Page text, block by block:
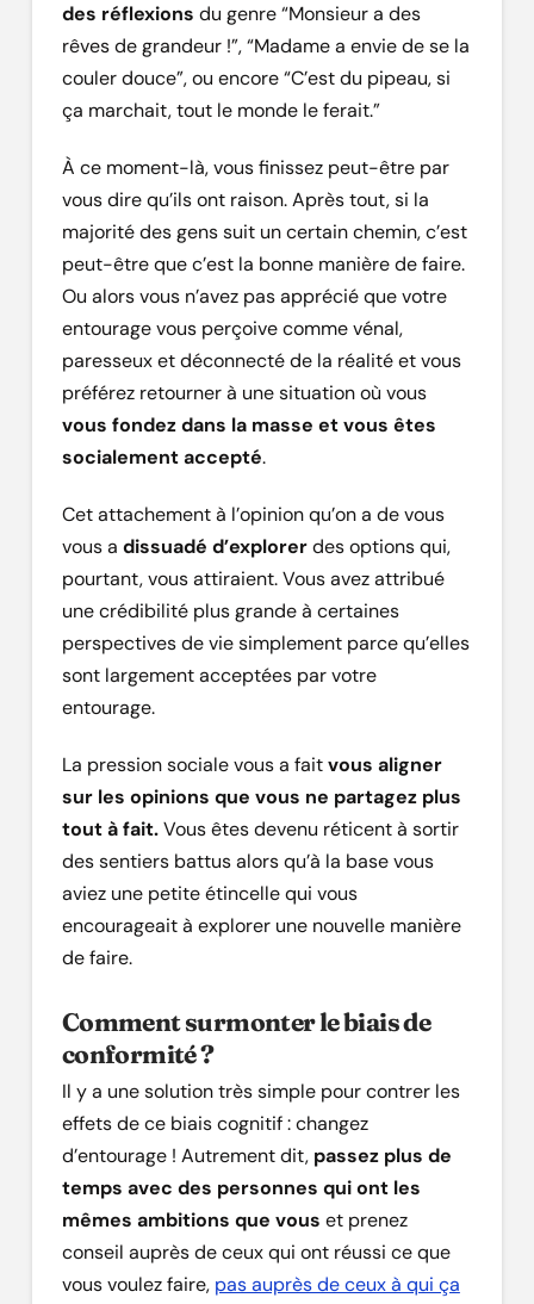
des réflexions du genre “Monsieur a des
rêves de grandeur !”, “Madame a envie de se la
couler douce”, ou encore “C’est du pipeau, si
ça marchait, tout le monde le ferait.”
À ce moment-là, vous finissez peut-être par
vous dire qu’ils ont raison. Après tout, si la
majorité des gens suit un certain chemin, c’est
peut-être que c’est la bonne manière de faire.
Ou alors vous n’avez pas apprécié que votre
entourage vous perçoive comme vénal,
paresseux et déconnecté de la réalité et vous
préférez retourner à une situation où vous
vous fondez dans la masse et vous êtes
socialement accepté.
Cet attachement à l’opinion qu’on a de vous
vous a dissuadé d’explorerdes options qui,
pourtant, vous attiraient. Vous avez attribué
une crédibilité plus grande à certaines
perspectives de vie simplement parce qu’elles
sont largement acceptées par votre
entourage.
La pression sociale vous a faitvous aligner
sur les opinions que vous ne partagez plus
tout à fait.Vous êtes devenu réticent à sortir
des sentiers battus alors qu’à la base vous
aviez une petite étincelle qui vous
encourageait à explorer une nouvelle manière
de faire.
Comment surmonter le biais de
conformité ?
Il y a une solution très simple pour contrer les
effets de ce biais cognitif : changez
d’entourage ! Autrement dit, passez plus de
temps avec des personnes qui ont les
mêmes ambitions que vous et prenez
conseil auprès de ceux qui ont réussi ce que
vous voulez faire, pas auprès de ceux à qui ça